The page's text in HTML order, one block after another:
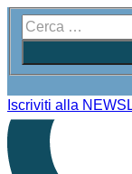
Iscriviti alla